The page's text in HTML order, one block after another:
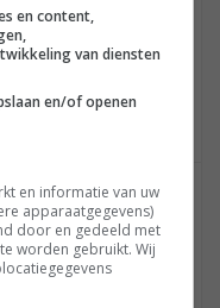
🤞
en prijs, ik loot
en content,
van diensten
en/of openen
en informatie van uw
apparaatgegevens)
door en gedeeld met
worden gebruikt. Wij